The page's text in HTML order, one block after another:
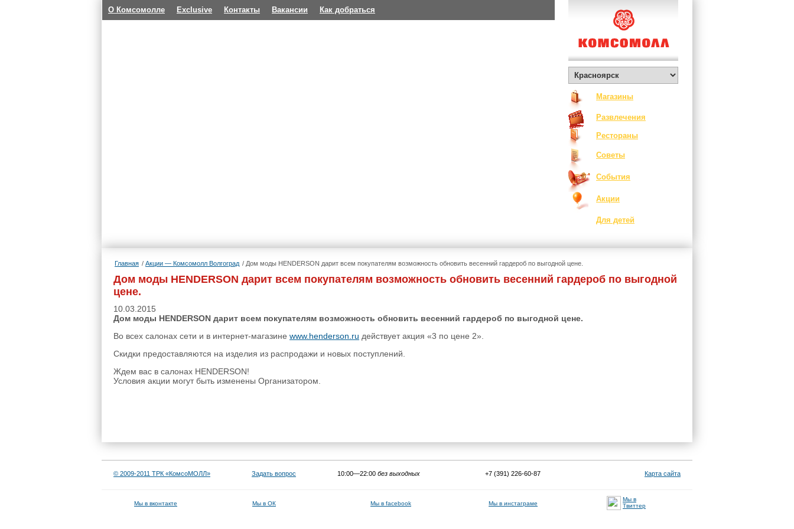
О Комсомолле Exclusive Контакты Вакансии Как добраться
Магазины
Развлечения
Рестораны
Советы
События
Акции
Для детей
Главная Акции — Комсомолл Волгоград Дом моды HENDERSON дарит всем покупателям возможность обновить весенний гардероб по выгодной цене.
Дом моды HENDERSON дарит всем покупателям возможность обновить весенний гардероб по выгодной
цене.
10.03.2015
Дом моды HENDERSON дарит всем покупателям возможность обновить весенний гардероб по выгодной цене.
Во всех салонах сети и в интернет-магазине www.henderson.ru действует акция «3 по цене 2».
Скидки предоставляются на изделия из распродажи и новых поступлений.
Ждем вас в салонах HENDERSON!
Условия акции могут быть изменены Организатором.
© 2009-2011 ТРК «КомсоМОЛЛ» Задать вопрос 10:00—22:00 без выходных +7 (391) 226-60-87 Карта сайта
Мы в вконтакте Мы в ОК Мы в facebook Мы в инстаграме
Мы в
Твиттер